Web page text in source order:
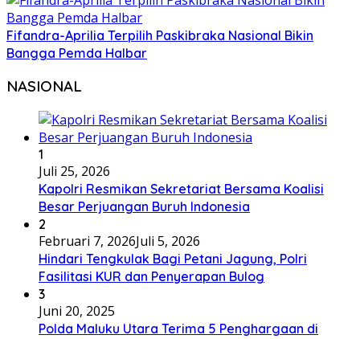
Fifandra-Aprilia Terpilih Paskibraka Nasional Bikin
Bangga Pemda Halbar
NASIONAL
1
Juli 25, 2026
Kapolri Resmikan Sekretariat Bersama Koalisi
Besar Perjuangan Buruh Indonesia
2
Februari 7, 2026Juli 5, 2026
Hindari Tengkulak Bagi Petani Jagung, Polri
Fasilitasi KUR dan Penyerapan Bulog
3
Juni 20, 2025
Polda Maluku Utara Terima 5 Penghargaan di